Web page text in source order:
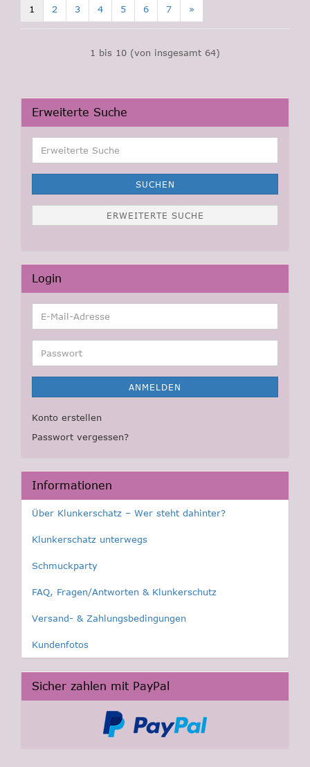
1 2 3 4 5 6 7 »
1 bis 10 (von insgesamt 64)
Erweiterte Suche
Suche
SUCHEN
ERWEITERTE SUCHE
Login
E-
Mail-
Adresse
Passwort
ANMELDEN
Konto erstellen
Passwort vergessen?
Informationen
Über Klunkerschatz – Wer steht dahinter?
Klunkerschatz unterwegs
Schmuckparty
FAQ, Fragen/Antworten & Klunkerschutz
Versand- & Zahlungsbedingungen
Kundenfotos
Sicher zahlen mit PayPal